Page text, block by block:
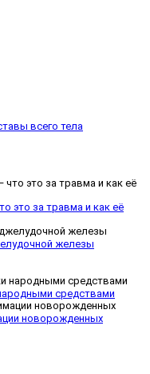
всего тела
это за травма и как её
железы
средствами
новорожденных